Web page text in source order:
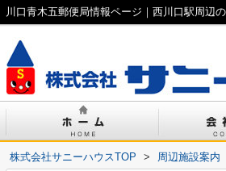
川口青木五郵便局情報ページ｜西川口駅周辺
株式会社サニーハウスTOP > 周辺施設案内